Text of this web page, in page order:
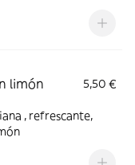
limón
5,50 €
, refrescante,